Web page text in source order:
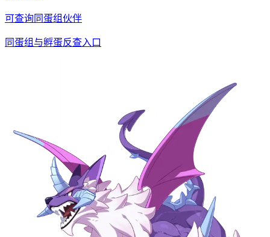
可查询同蛋组伙伴
同蛋组与孵蛋反查入口